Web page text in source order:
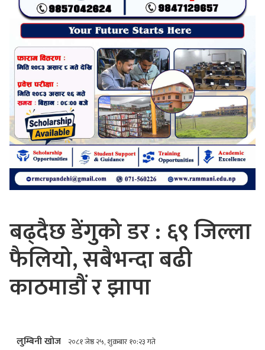
बढ्दैछ डेंगुको डर : ६९ जिल्ला
फैलियो, सबैभन्दा बढी
काठमाडौं र झापा
लुम्बिनी खोज २०८१ जेष्ठ २५, शुक्रबार १०:२३ गते